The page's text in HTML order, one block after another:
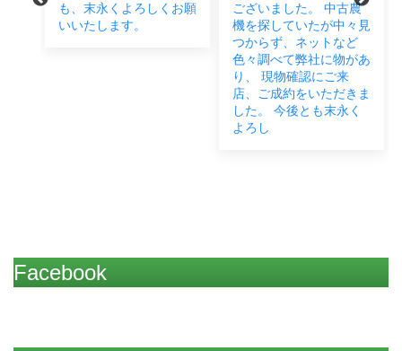
も、末永くよろしくお願
いいたします。
ございました。 中古農
機を探していたが中々見
つからず、ネットなど
色々調べて弊社に物があ
り、 現物確認にご来
店、ご成約をいただきま
した。 今後とも末永く
よろし
Facebook